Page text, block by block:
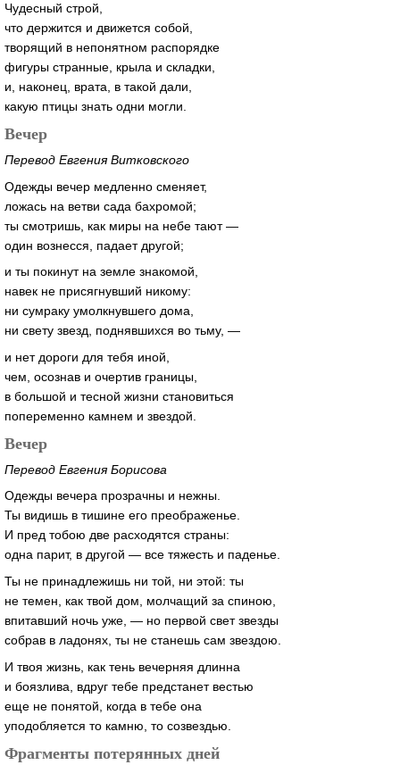
Чудесный строй,
что держится и движется собой,
творящий в непонятном распорядке
фигуры странные, крыла и складки,
и, наконец, врата, в такой дали,
какую птицы знать одни могли.
Вечер
Перевод Евгения Витковского
Одежды вечер медленно сменяет,
ложась на ветви сада бахромой;
ты смотришь, как миры на небе тают —
один вознесся, падает другой;
и ты покинут на земле знакомой,
навек не присягнувший никому:
ни сумраку умолкнувшего дома,
ни свету звезд, поднявшихся во тьму, —
и нет дороги для тебя иной,
чем, осознав и очертив границы,
в большой и тесной жизни становиться
попеременно камнем и звездой.
Вечер
Перевод Евгения Борисова
Одежды вечера прозрачны и нежны.
Ты видишь в тишине его преображенье.
И пред тобою две расходятся страны:
одна парит, в другой — все тяжесть и паденье.
Ты не принадлежишь ни той, ни этой: ты
не темен, как твой дом, молчащий за спиною,
впитавший ночь уже, — но первой свет звезды
собрав в ладонях, ты не станешь сам звездою.
И твоя жизнь, как тень вечерняя длинна
и боязлива, вдруг тебе предстанет вестью
еще не понятой, когда в тебе она
уподобляется то камню, то созвездью.
Фрагменты потерянных дней